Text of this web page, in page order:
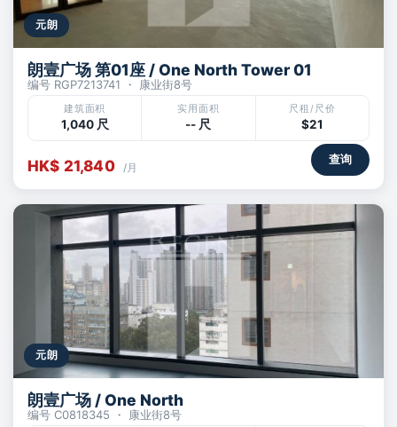
元朗
朗壹广场 第01座 / One North Tower 01
编号 RGP7213741 ・ 康业街8号
建筑面积
1,040 尺
实用面积
-- 尺
尺租/尺价
$21
HK$ 21,840 /月
查询
元朗
朗壹广场 / One North
编号 C0818345 ・ 康业街8号